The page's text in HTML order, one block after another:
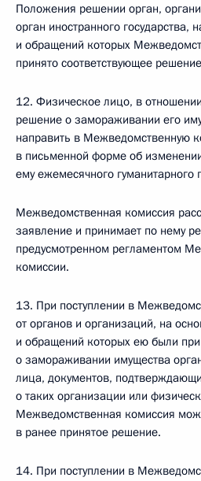
Положения решении орган,
орган иностранного государства,
и обращений которых
принято соответствующее
12. Физическое лицо, в
решение о замораживании его
направить в Межведомственную
в письменной форме об
ему ежемесячного гуманитарного
Межведомственная комиссия
заявление и принимает по нему
предусмотренном регламентом
комиссии.
13. При поступлении в
от органов и организаций, на
и обращений которых ею были
о замораживании имущества
лица, документов,
о таких организации или
Межведомственная комиссия
в ранее принятое решение.
14. При поступлении в